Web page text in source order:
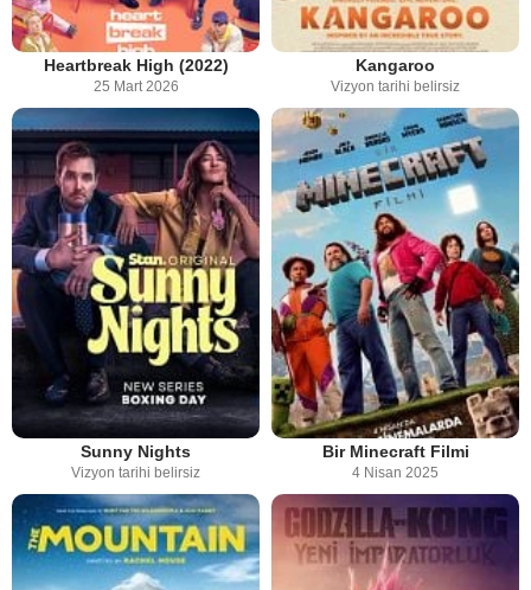
Heartbreak High (2022)
25 Mart 2026
Kangaroo
Vizyon tarihi belirsiz
Sunny Nights
Vizyon tarihi belirsiz
Bir Minecraft Filmi
4 Nisan 2025